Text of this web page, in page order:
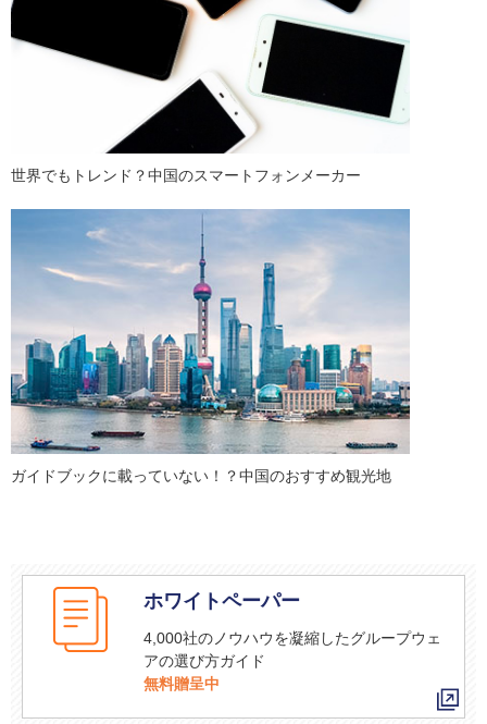
世界でもトレンド？中国のスマートフォンメーカー
ガイドブックに載っていない！？中国のおすすめ観光地
ホワイトペーパー
4,000社のノウハウを凝縮したグループウェ
アの選び方ガイド
無料贈呈中